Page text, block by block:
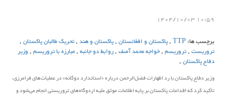
10:59 1404/10/03
برچسب ها:TTP
,پاکستان و افغانستان,پاکستان و هند,تحریک طالبان پاکستان,
تروریست,تروریسم,خواجه محمد آصف,روابط دو جانبه,مبارزه با تروریسم,وزیر
دفاع پاکستان,
وزیر دفاع پاکستان با رد اظهارات فضل‌الرحمن درباره «استاندارد دوگانه» در عملیات‌های فرامرزی،
تأکید کرد که اقدامات پاکستان بر پایه اطلاعات موثق علیه اردوگاه‌های تروریستی انجام می‌شود و